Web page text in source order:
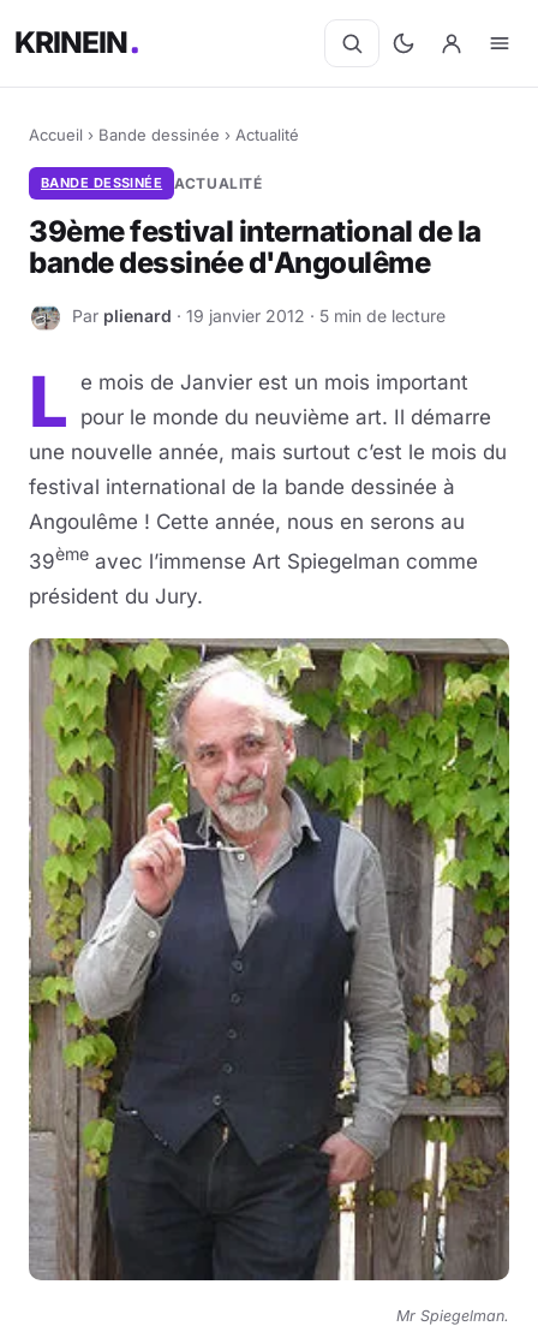
KRINEIN
Accueil › Bande dessinée › Actualité
BANDE DESSINÉE ACTUALITÉ
39ème festival international de la
bande dessinée d'Angoulême
P Par plienard · 19 janvier 2012 · 5 min de lecture
L
e mois de Janvier est un mois important
pour le monde du neuvième art. Il démarre
une nouvelle année, mais surtout c’est le mois du
festival international de la bande dessinée à
Angoulême ! Cette année, nous en serons au
39ème avec l’immense Art Spiegelman comme
président du Jury.
Mr Spiegelman.